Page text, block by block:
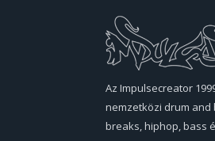
Az Impulsecreator
nemzetközi drum and
breaks, hiphop, bass